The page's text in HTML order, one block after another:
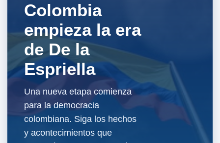
Colombia
empieza la era
de De la
Espriella
Una nueva etapa comienza
para la democracia
colombiana. Siga los hechos
y acontecimientos que